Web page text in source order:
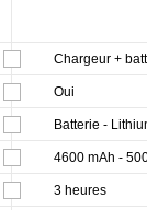
Chargeur +
Oui
Batterie -
4600 mAh -
3 heures